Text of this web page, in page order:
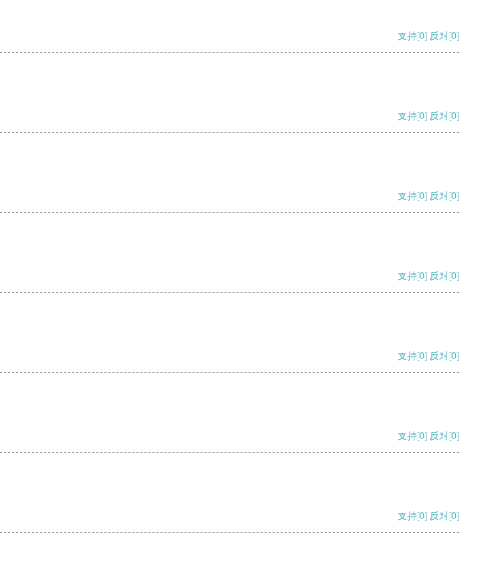
支持[0] 反对[0]
支持[0] 反对[0]
支持[0] 反对[0]
支持[0] 反对[0]
支持[0] 反对[0]
支持[0] 反对[0]
支持[0] 反对[0]